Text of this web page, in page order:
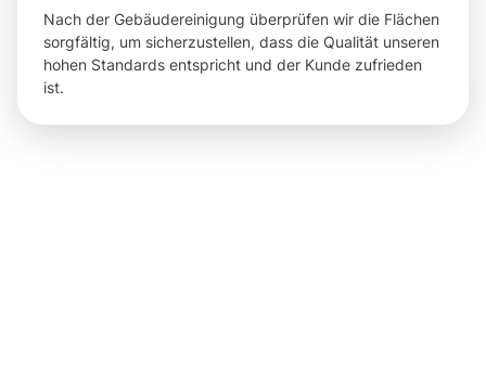
Nach der Gebäudereinigung überprüfen wir die Flächen
sorgfältig, um sicherzustellen, dass die Qualität unseren
hohen Standards entspricht und der Kunde zufrieden
ist.